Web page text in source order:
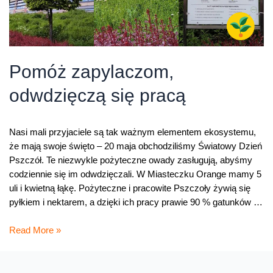
Pomóż zapylaczom,
odwdzięczą się pracą
Nasi mali przyjaciele są tak ważnym elementem ekosystemu,
że mają swoje święto – 20 maja obchodziliśmy Światowy Dzień
Pszczół. Te niezwykle pożyteczne owady zasługują, abyśmy
codziennie się im odwdzięczali. W Miasteczku Orange mamy 5
uli i kwietną łąkę. Pożyteczne i pracowite Pszczoły żywią się
pyłkiem i nektarem, a dzięki ich pracy prawie 90 % gatunków …
Pomóż
Read More »